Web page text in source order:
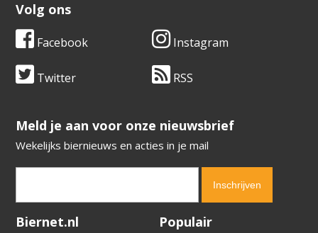
Volg ons
Facebook Instagram
Twitter RSS
​​​​​​​Meld je aan voor onze nieuwsbrief
Wekelijks biernieuws en acties in je mail
Verification code:
Biernet.nl Populair